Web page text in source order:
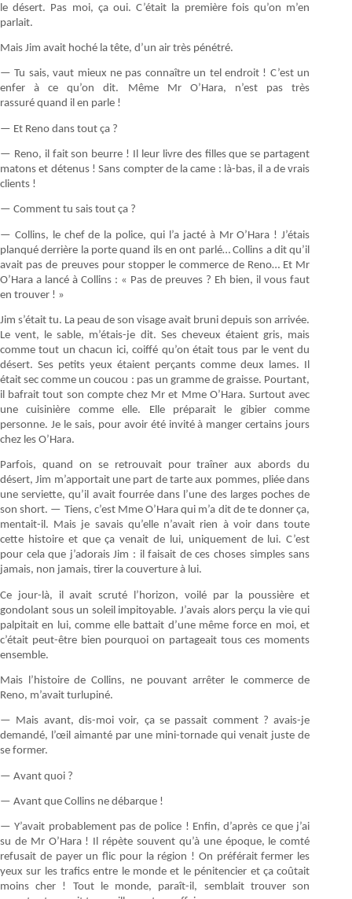
le désert. Pas moi, ça oui. C’était la première fois qu’on m’en
parlait.
Mais Jim avait hoché la tête, d’un air très pénétré.
— Tu sais, vaut mieux ne pas connaître un tel endroit ! C’est un
enfer à ce qu’on dit. Même Mr O’Hara, n’est pas très
rassuré quand il en parle !
— Et Reno dans tout ça ?
— Reno, il fait son beurre ! Il leur livre des filles que se partagent
matons et détenus ! Sans compter de la came : là-bas, il a de vrais
clients !
— Comment tu sais tout ça ?
— Collins, le chef de la police, qui l’a jacté à Mr O’Hara ! J’étais
planqué derrière la porte quand ils en ont parlé… Collins a dit qu’il
avait pas de preuves pour stopper le commerce de Reno… Et Mr
O’Hara a lancé à Collins : « Pas de preuves ? Eh bien, il vous faut
en trouver ! »
Jim s’était tu. La peau de son visage avait bruni depuis son arrivée.
Le vent, le sable, m’étais-je dit. Ses cheveux étaient gris, mais
comme tout un chacun ici, coiffé qu’on était tous par le vent du
désert. Ses petits yeux étaient perçants comme deux lames. Il
était sec comme un coucou : pas un gramme de graisse. Pourtant,
il bafrait tout son compte chez Mr et Mme O’Hara. Surtout avec
une cuisinière comme elle. Elle préparait le gibier comme
personne. Je le sais, pour avoir été invité à manger certains jours
chez les O’Hara.
Parfois, quand on se retrouvait pour traîner aux abords du
désert, Jim m’apportait une part de tarte aux pommes, pliée dans
une serviette, qu’il avait fourrée dans l’une des larges poches de
son short. — Tiens, c’est Mme O’Hara qui m’a dit de te donner ça,
mentait-il. Mais je savais qu’elle n’avait rien à voir dans toute
cette histoire et que ça venait de lui, uniquement de lui. C’est
pour cela que j’adorais Jim : il faisait de ces choses simples sans
jamais, non jamais, tirer la couverture à lui.
Ce jour-là, il avait scruté l’horizon, voilé par la poussière et
gondolant sous un soleil impitoyable. J’avais alors perçu la vie qui
palpitait en lui, comme elle battait d’une même force en moi, et
c’était peut-être bien pourquoi on partageait tous ces moments
ensemble.
Mais l’histoire de Collins, ne pouvant arrêter le commerce de
Reno, m’avait turlupiné.
— Mais avant, dis-moi voir, ça se passait comment ? avais-je
demandé, l’œil aimanté par une mini-tornade qui venait juste de
se former.
— Avant quoi ?
— Avant que Collins ne débarque !
— Y’avait probablement pas de police ! Enfin, d’après ce que j’ai
su de Mr O’Hara ! Il répète souvent qu’à une époque, le comté
refusait de payer un flic pour la région ! On préférait fermer les
yeux sur les trafics entre le monde et le pénitencier et ça coûtait
moins cher ! Tout le monde, paraît-il, semblait trouver son